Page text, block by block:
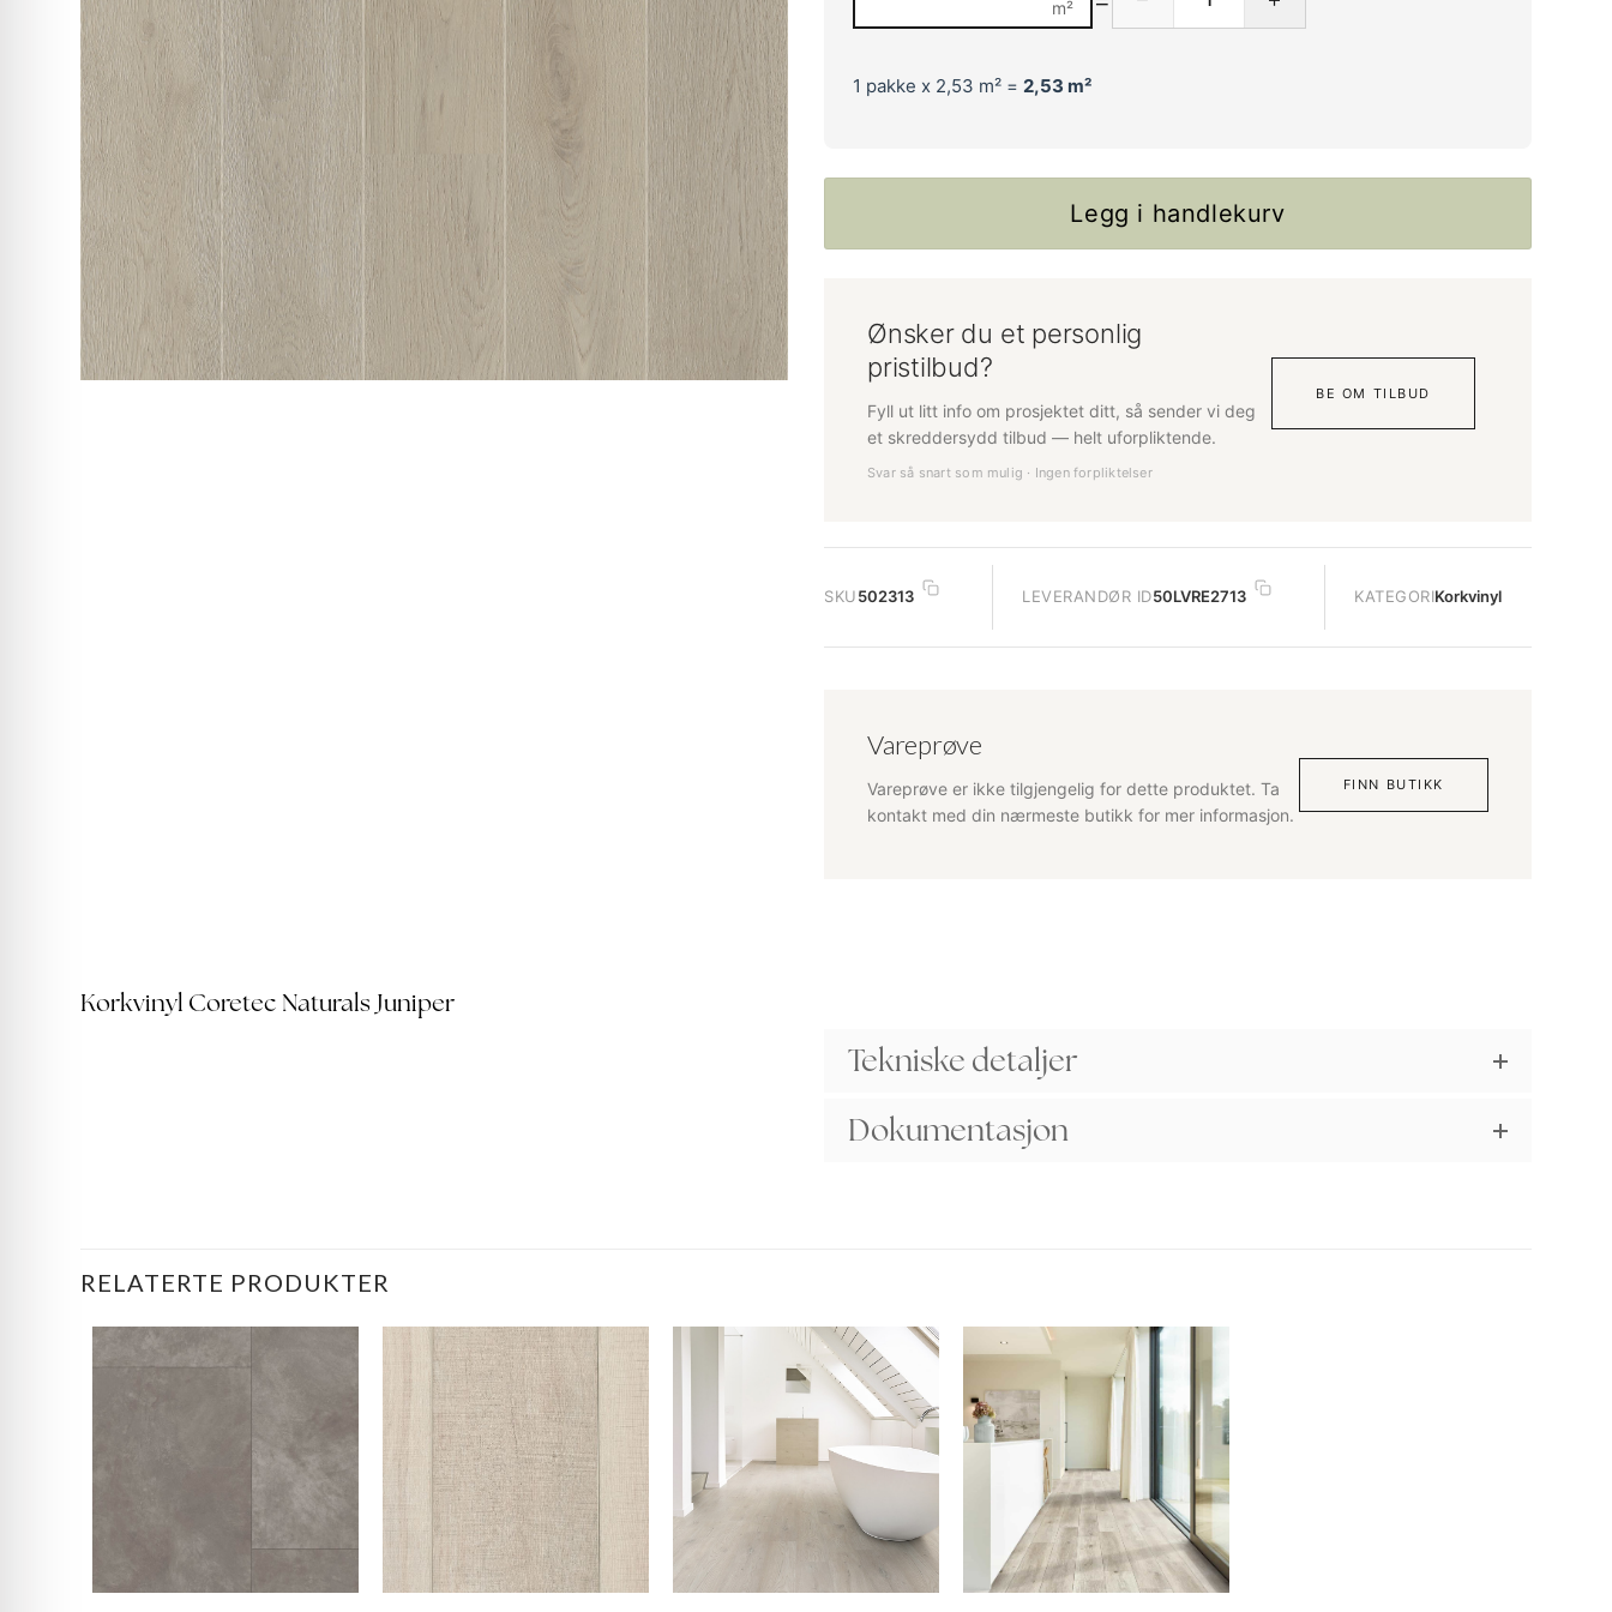
m²
1 pakke x 2,53 m² = 2,53 m²
Legg i handlekurv
Ønsker du et personlig
pristilbud?
Fyll ut litt info om prosjektet ditt, så sender vi deg
et skreddersydd tilbud — helt uforpliktende.
Svar så snart som mulig · Ingen forpliktelser
BE OM TILBUD
SKU502313 LEVERANDØR ID50LVRE2713 KATEGORIKorkvinyl
Vareprøve
Vareprøve er ikke tilgjengelig for dette produktet. Ta
kontakt med din nærmeste butikk for mer informasjon.
FINN BUTIKK
Korkvinyl Coretec Naturals Juniper
Tekniske detaljer
Dokumentasjon
RELATERTE PRODUKTER